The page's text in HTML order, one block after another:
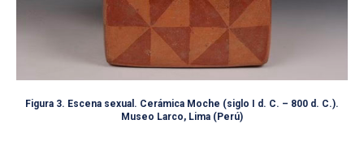
Figura 3. Escena sexual. Cerámica Moche (siglo I d. C. – 800 d. C.).
Museo Larco, Lima (Perú)